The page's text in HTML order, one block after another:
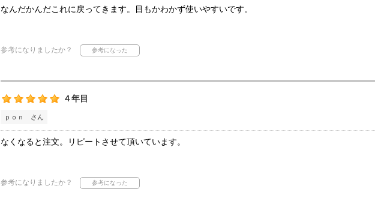
なんだかんだこれに戻ってきます。目もかわかず使いやすいです。
参考になりましたか？
４年目
ｐｏｎ さん
なくなると注文。リピートさせて頂いています。
参考になりましたか？